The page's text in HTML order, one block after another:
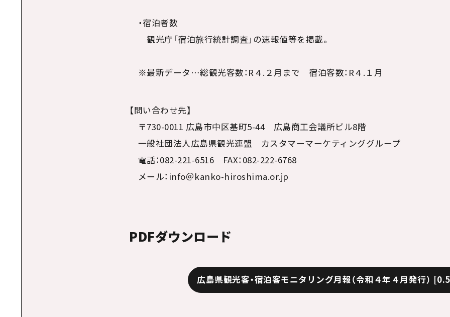
・宿泊者数
観光庁「宿泊旅行統計調査」の速報値等を掲載。
※最新データ…総観光客数：R４.２月まで 宿泊客数：R４.１月
【問い合わせ先】
〒730-0011 広島市中区基町5-44 広島商工会議所ビル8階
一般社団法人広島県観光連盟 カスタマーマーケティンググループ
電話：082-221-6516 FAX：082-222-6768
メール：info＠kanko-hiroshima.or.jp
PDFダウンロード
広島県観光客・宿泊客モニタリング月報（令和４年４月発行）